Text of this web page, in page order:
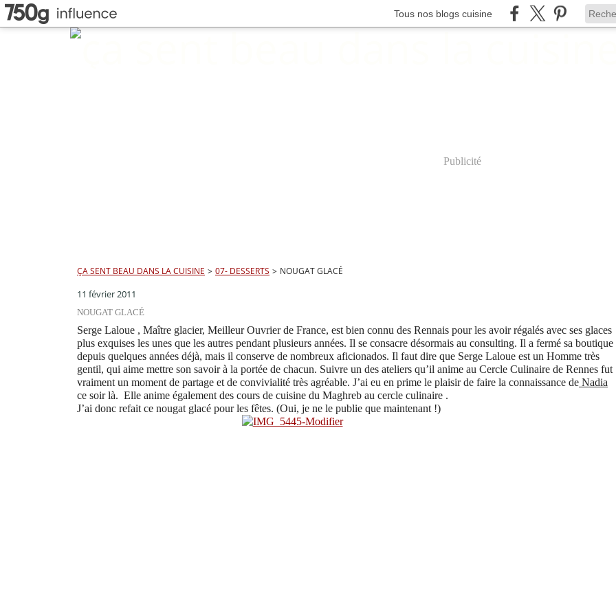
Tous nos blogs cuisine
Publicité
ÇA SENT BEAU DANS LA CUISINE > 07- DESSERTS > NOUGAT GLACÉ
11 février 2011
NOUGAT GLACÉ
Serge Laloue , Maître glacier, Meilleur Ouvrier de France, est bien connu des Rennais pour les avoir régalés avec ses glaces
plus exquises les unes que les autres pendant plusieurs années. Il se consacre désormais au consulting. Il a fermé sa boutique
depuis quelques années déjà, mais il conserve de nombreux aficionados. Il faut dire que Serge Laloue est un Homme très
gentil, qui aime mettre son savoir à la portée de chacun. Suivre un des ateliers qu’il anime au Cercle Culinaire de Rennes fut
vraiment un moment de partage et de convivialité très agréable. J’ai eu en prime le plaisir de faire la connaissance de Nadia
ce soir là. Elle anime également des cours de cuisine du Maghreb au cercle culinaire .
J’ai donc refait ce nougat glacé pour les fêtes. (Oui, je ne le publie que maintenant !)